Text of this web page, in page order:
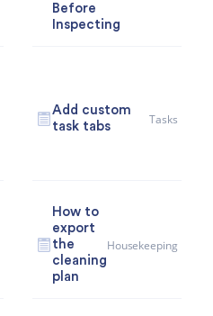
Before
Inspecting
Add custom
task tabs
Tasks
How to
export
the
cleaning
plan
Housekeeping